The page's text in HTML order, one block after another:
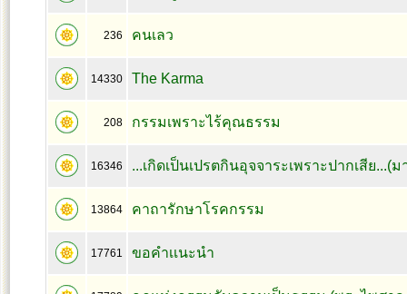
236 คนเลว
14330 The Karma
208 กรรมเพราะไร้คุณธรรม
16346 ...เกิดเป็นเปรตกินอุจจาระเพราะปากเสีย...(
13864 คาถารักษาโรคกรรม
17761 ขอคำเเนะนำ